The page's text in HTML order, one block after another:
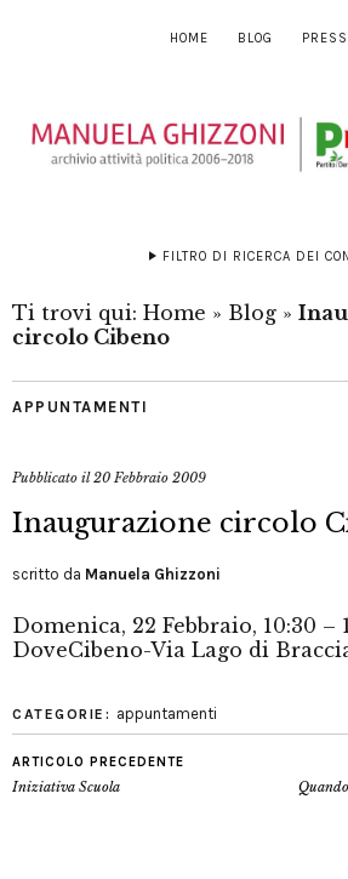
HOME BLOG
FILTRO DI RICERCA DEI
Ti trovi qui: Home » Blog »
circolo Cibeno
APPUNTAMENTI
Pubblicato il20 Febbraio 2009
Inaugurazione circolo
scritto da Manuela Ghizzoni
Domenica, 22 Febbraio, 10:30 –
DoveCibeno-Via Lago di
CATEGORIE: appuntamenti
ARTICOLO PRECEDENTE
Iniziativa Scuola